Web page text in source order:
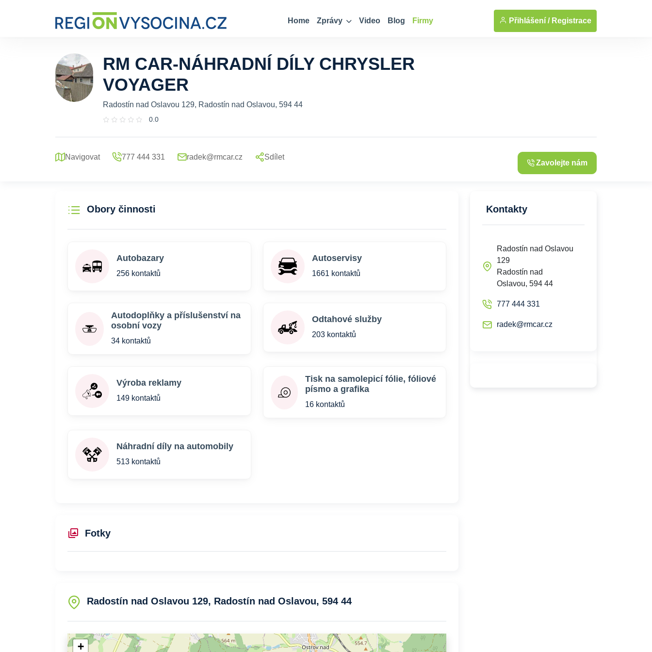
Home Zprávy Video Blog Firmy Přihlášení / Registrace
... Zobrazit fotografie
RM CAR-NÁHRADNÍ DÍLY CHRYSLER
VOYAGER
Radostín nad Oslavou 129, Radostín nad Oslavou, 594 44
0.0
Navigovat 777 444 331 radek@rmcar.cz Sdílet
Zavolejte nám
Obory činnosti
Autobazary
256 kontaktů
Autoservisy
1661 kontaktů
Autodoplňky a příslušenství na
osobní vozy
34 kontaktů
Odtahové služby
203 kontaktů
Výroba reklamy
149 kontaktů
Tisk na samolepicí fólie, fóliové
písmo a grafika
16 kontaktů
Náhradní díly na automobily
513 kontaktů
Fotky
Radostín nad Oslavou 129, Radostín nad Oslavou, 594 44
+
Kontakty
Radostín nad Oslavou
129
Radostín nad
Oslavou, 594 44
777 444 331
radek@rmcar.cz